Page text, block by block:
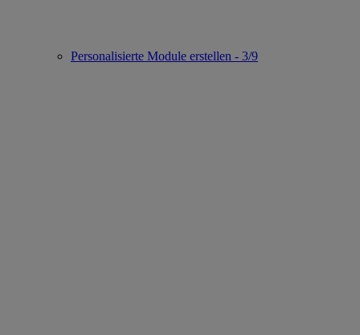
Personalisierte Module erstellen - 3/9